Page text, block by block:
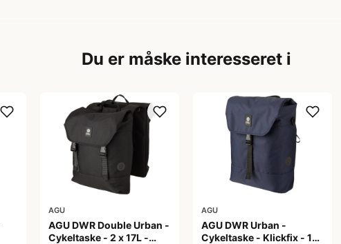
Du er måske interesseret i
AGU
AGU DWR Double Urban -
Cykeltaske - 2 x 17L -
AGU
AGU DWR Urban -
Cykeltaske - Klickfix - 17L